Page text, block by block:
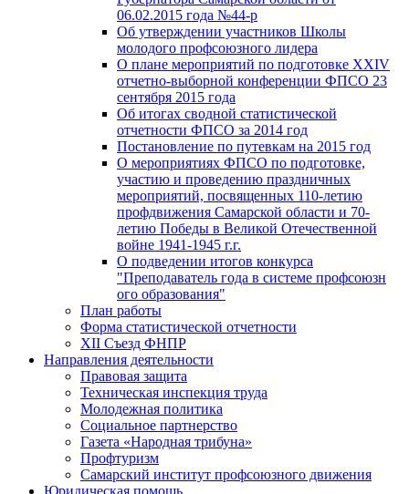
06.02.2015 года №44-р
Об утверждении участников Школы
молодого профсоюзного лидера
О плане мероприятий по подготовке XXIV
отчетно-выборной конференции ФПСО 23
сентября 2015 года
Об итогах сводной статистической
отчетности ФПСО за 2014 год
Постановление по путевкам на 2015 год
О мероприятиях ФПСО по подготовке,
участию и проведению праздничных
мероприятий, посвященных 110-летию
профдвижения Самарской области и 70-
летию Победы в Великой Отечественной
войне 1941-1945 г.г.
О подведении итогов конкурса
"Преподаватель года в системе профсоюзн
ого образования"
План работы
Форма статистической отчетности
XII Съезд ФНПР
Направления деятельности
Правовая защита
Техническая инспекция труда
Молодежная политика
Социальное партнерство
Газета «Народная трибуна»
Профтуризм
Самарский институт профсоюзного движения
Юридическая помощь